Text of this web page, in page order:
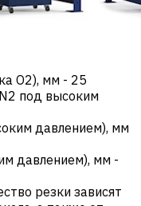
О2), мм - 25
под высоким
давлением), мм
давлением), мм -
резки зависят